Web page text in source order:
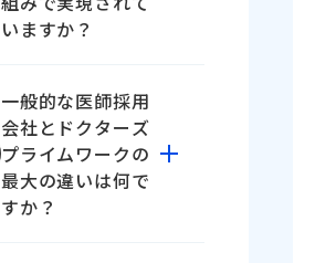
いますか？
ークでは、独自の評価
制度により高い応需率
を実現しています。 具
体的には、「救急応需
数」を最重要指標とし
一般的な医師採用
会社とドクターズ
プライムワークの
最大の違いは何で
すか？